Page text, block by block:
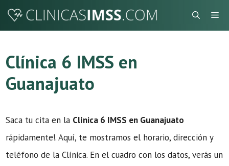
Saltar
Clínica 6 IMSS en
Guanajuato
Saca tu cita en la Clínica 6 IMSS en Guanajuato
rápidamente!. Aquí, te mostramos el horario, dirección y
teléfono de la Clínica. En el cuadro con los datos, verás un